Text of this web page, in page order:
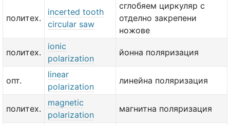
политех.
incerted tooth
circular saw
сглобяем циркуляр с
отделно закрепени
ножове
политех.
ionic
polarization
йонна поляризация
опт.
linear
polarization
линейна поляризация
политех.
magnetic
polarization
магнитна поляризация